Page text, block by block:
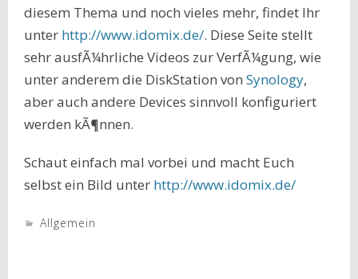
diesem Thema und noch vieles mehr, findet Ihr
unter http://www.idomix.de/. Diese Seite stellt
sehr ausfÃ¼hrliche Videos zur VerfÃ¼gung, wie
unter anderem die DiskStation von Synology,
aber auch andere Devices sinnvoll konfiguriert
werden kÃ¶nnen.
Schaut einfach mal vorbei und macht Euch
selbst ein Bild unter http://www.idomix.de/
Allgemein